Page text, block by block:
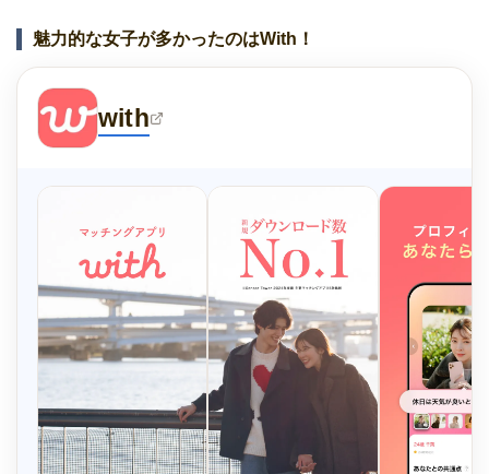
魅力的な女子が多かったのはWith！
with